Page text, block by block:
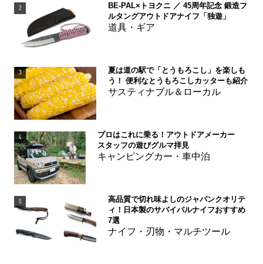
2
BE-PAL×トヨクニ ／ 45周年記念 鍛造フ
ルタングアウトドアナイフ「独遊」
道具・ギア
3
夏は道の駅で「とうもろこし」を楽しも
う！ 便利なとうもろこしカッターも紹介
サスティナブル＆ローカル
4
プロはこれに乗る！アウトドアメーカー
スタッフの遊びグルマ拝見
キャンピングカー・車中泊
5
高品質で切れ味よしのジャパンクオリテ
ィ！日本製のサバイバルナイフおすすめ
7選
ナイフ・刃物・マルチツール